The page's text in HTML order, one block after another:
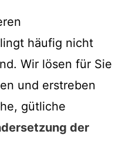
häufig nicht
Wir lösen für Sie
und erstreben
gütliche
der